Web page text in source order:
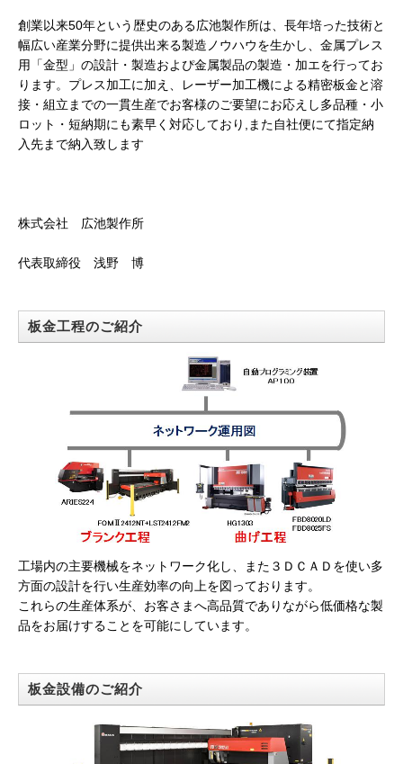
創業以来50年という歴史のある広池製作所は、長年培った技術と
幅広い産業分野に提供出来る製造ノウハウを生かし、金属プレス
用「金型」の設計・製造およぴ金属製品の製造・加エを行ってお
ります。プレス加工に加え、レーザー加工機による精密板金と溶
接・組立までの一貫生産でお客様のご要望にお応えし多品種・小
ロット・短納期にも素早く対応しており,また自社便にて指定納
入先まで納入致します
株式会社 広池製作所
代表取締役 浅野 博
板金工程のご紹介
工場内の主要機械をネットワーク化し、また３ＤＣＡＤを使い多
方面の設計を行い生産効率の向上を図っております。
これらの生産体系が、お客さまへ高品質でありながら低価格な製
品をお届けすることを可能にしています。
板金設備のご紹介